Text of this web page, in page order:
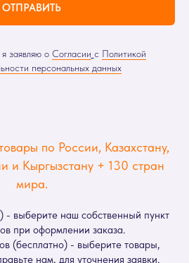
ОТПРАВИТЬ
заявляю о Согласии с Политикой
персональных данных
по России, Казахстану,
и Кыргызстану + 130 стран
мира.
- выберите наш собственный пункт
при оформлении заказа.
(бесплатно) - выберите товары,
нам, для уточнения заявки.